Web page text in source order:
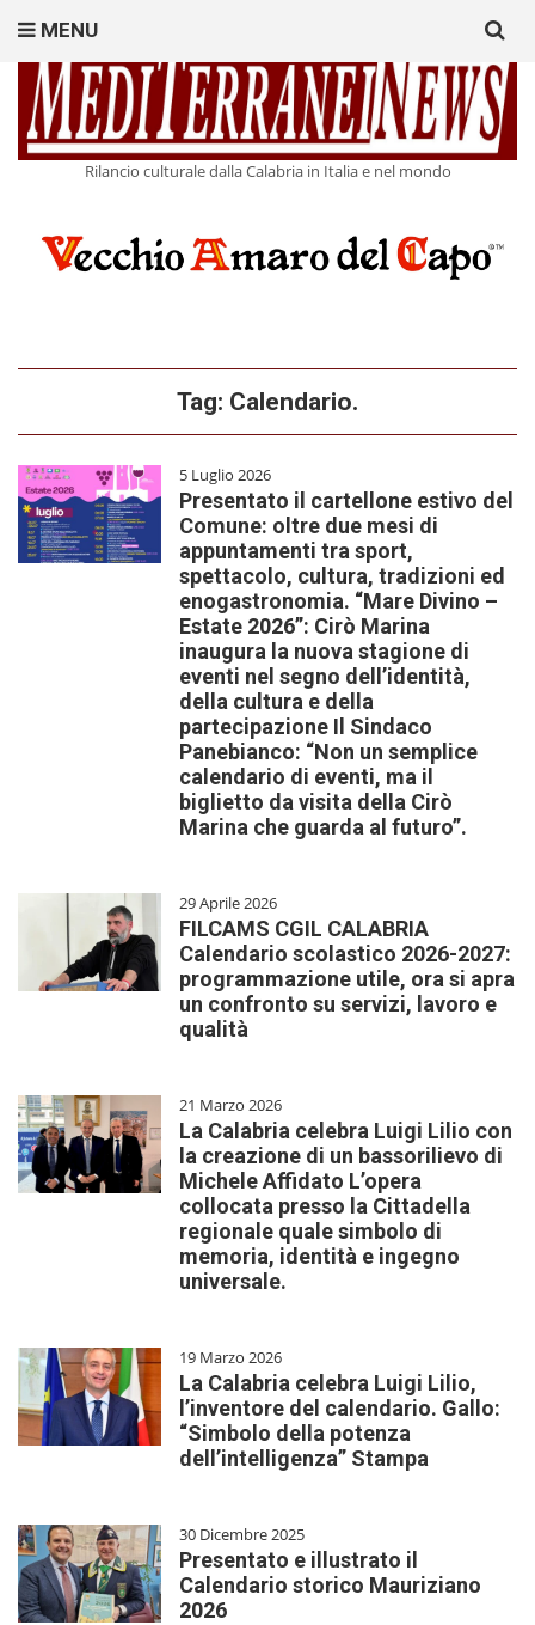
Rilancio culturale dalla Calabria in Italia e nel mondo
MENU
for:
Tag: Calendario.
5 Luglio 2026
Presentato il cartellone estivo del
Comune: oltre due mesi di
appuntamenti tra sport,
spettacolo, cultura, tradizioni ed
enogastronomia. “Mare Divino –
Estate 2026”: Cirò Marina
inaugura la nuova stagione di
eventi nel segno dell’identità,
della cultura e della
partecipazione Il Sindaco
Panebianco: “Non un semplice
calendario di eventi, ma il
biglietto da visita della Cirò
Marina che guarda al futuro”.
29 Aprile 2026
FILCAMS CGIL CALABRIA
Calendario scolastico 2026-2027:
programmazione utile, ora si apra
un confronto su servizi, lavoro e
qualità
21 Marzo 2026
La Calabria celebra Luigi Lilio con
la creazione di un bassorilievo di
Michele Affidato L’opera
collocata presso la Cittadella
regionale quale simbolo di
memoria, identità e ingegno
universale.
19 Marzo 2026
La Calabria celebra Luigi Lilio,
l’inventore del calendario. Gallo:
“Simbolo della potenza
dell’intelligenza” Stampa
30 Dicembre 2025
Presentato e illustrato il
Calendario storico Mauriziano
2026